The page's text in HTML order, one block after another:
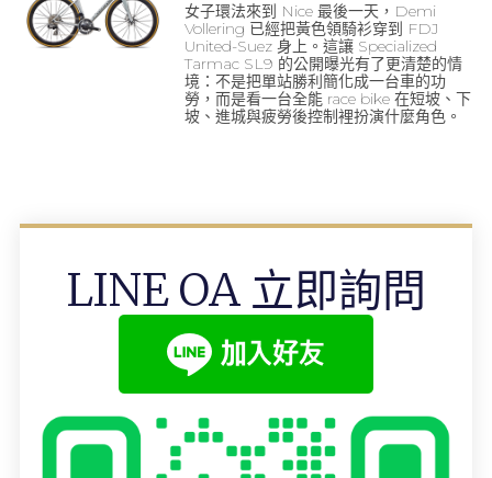
女子環法來到 Nice 最後一天，Demi
Vollering 已經把黃色領騎衫穿到 FDJ
United-Suez 身上。這讓 Specialized
Tarmac SL9 的公開曝光有了更清楚的情
境：不是把單站勝利簡化成一台車的功
勞，而是看一台全能 race bike 在短坡、下
坡、進城與疲勞後控制裡扮演什麼角色。
LINE OA 立即詢問